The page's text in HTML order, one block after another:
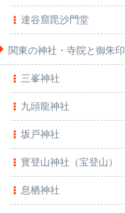
達谷窟毘沙門堂
関東の神社・寺院と御朱印
三峯神社
九頭龍神社
坂戸神社
寳登山神社（宝登山）
息栖神社